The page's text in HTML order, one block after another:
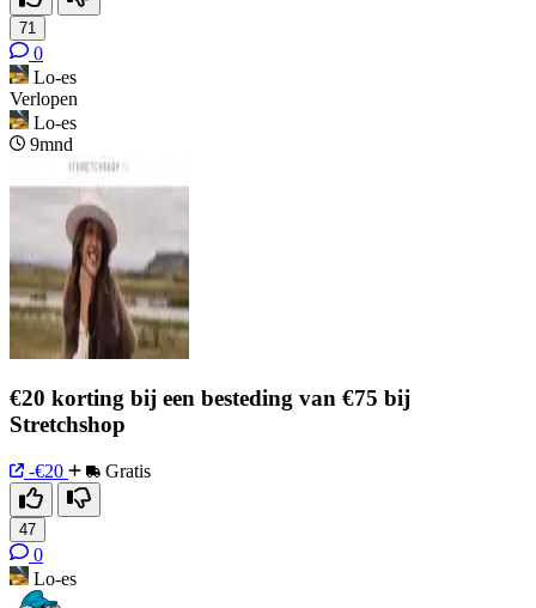
71
0
Lo-es
Verlopen
Lo-es
9mnd
€20 korting bij een besteding van €75 bij
Stretchshop
-€20 Gratis
47
0
Lo-es